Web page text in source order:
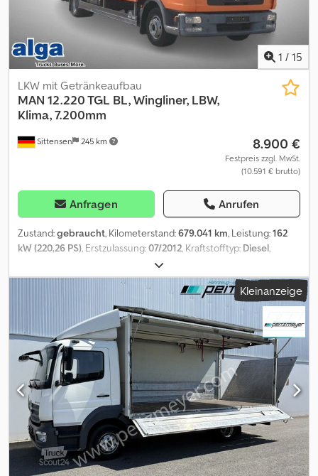
1 / 15
Sittensen 245 km
LKW mit Getränkeaufbau
MAN 12.220 TGL BL, Wingliner, LBW,
Klima, 7.200mm
8.900 €
Festpreis zzgl. MwSt.
(10.591 € brutto)
Anfragen Anrufen
Zustand:gebraucht, Kilometerstand:679.041 km, Leistung:162
kW (220,26 PS), Erstzulassung:07/2012, Kraftstofftyp: Diesel,
, Achsen-Konfiguration:
Farbe:Orange, Getriebetyp:Automatisch, Emissionsklasse:Euro5,
, Gesamthöhe:3.950 mm,
48 m³, Laderaumlänge: 7.240 mm
Laderaumbreite:2.485 mm, Laderaumhöhe:2.665 mm
Ausstattung:ABS, Klimaanlage, Ladebordwand, Wingliner
Schwenkwandaufbau "Überdach" , mit elektrisch angesteuerte
Hydraulikpumpe, Kabelfernbedienung, 3 x Lochschiene im Boden
und der Decke für Teleskopstangen, Siebdruckboden, BÄR
Ladebordwand Typ: BC 2000S4, max. Hubkraft 2000 kg, ABS, ASR,
Diff.- Sperre HA, Motorbremse, Tempomat, Klimaanlage,
Multifunktionslenkrad, Außenspiegel heizbar u. elektr. verstellbar,
elektr. Fensterheber Fahrer- u. Beifahrertür, Dachluke, Fahrer-
Komfort-Schwingsitz, Nebelscheinwerfer, Querträger f. Ahk, 3x
Staukasten, Luftfederung m. Hebe- Senkvorrichtung HA,
Kleinanzeige